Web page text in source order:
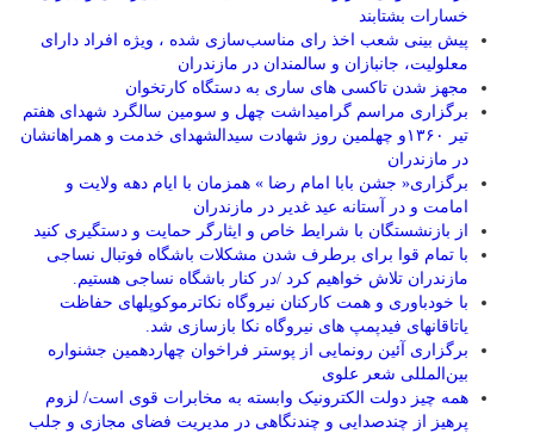
خسارات بشتابند
پیش بینی شعب اخذ رای مناسب‌سازی شده ، ویژه افراد دارای
معلولیت، جانبازان و سالمندان در مازندران
مجهز شدن تاکسی های ساری به دستگاه کارتخوان
برگزاری مراسم گرامیداشت چهل و سومین سالگرد شهدای هفتم
تیر ۱۳۶۰و چهلمین روز شهادت سیدالشهدای خدمت و همراهانشان
در مازندران
برگزاری« جشن بابا امام رضا » همزمان با ایام دهه ولایت و
امامت و در آستانه عید غدیر در مازندران
از بازنشستگان با شرایط خاص و ایثارگر حمایت و دستگیری کنید
با تمام قوا برای برطرف شدن مشکلات باشگاه فوتبال نساجی
مازندران تلاش خواهیم کرد /در کنار باشگاه نساجی هستیم.
با خودباوری و همت کارکنان نیروگاه نکاترموکوپلهای حفاظت
یاتاقانهای فیدپمپ های نیروگاه نکا بازسازی شد.
برگزاری آئین رونمایی از پوستر فراخوان چهاردهمین جشنواره
بین‌المللی شعر علوی
همه چیز دولت الکترونیک وابسته به مخابرات قوی است/ لزوم
پرهیز از چندصدایی و چندنگاهی در مدیریت فضای مجازی و جلب